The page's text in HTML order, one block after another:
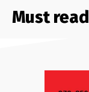
Must read